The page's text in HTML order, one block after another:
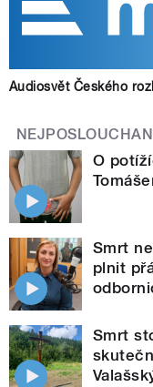
Audiosvět Českého
O
Smrt
plnit
Smrt